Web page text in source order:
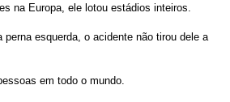
na Europa, ele lotou estádios inteiros.
esquerda, o acidente não tirou dele a
em todo o mundo.